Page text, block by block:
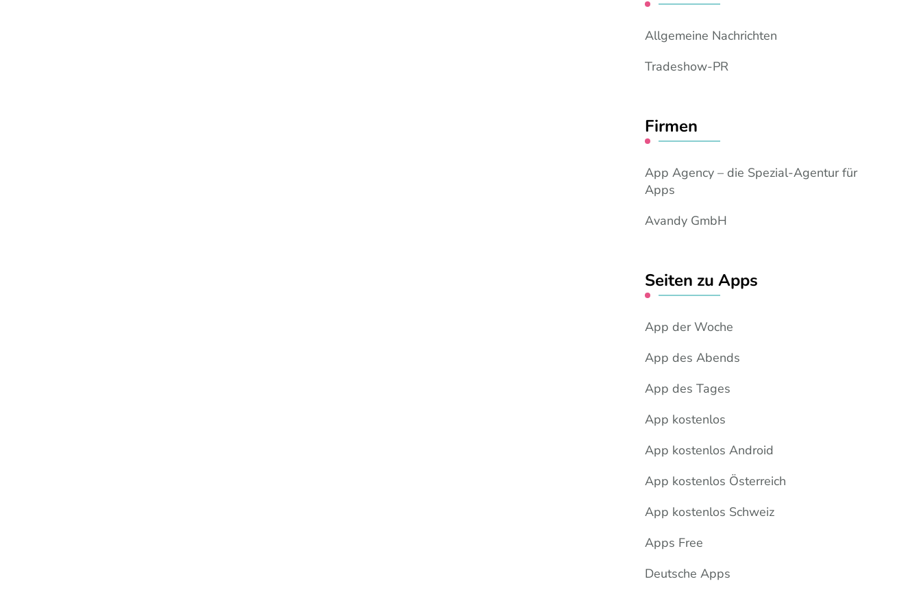
Allgemeine Nachrichten
Tradeshow-PR
Firmen
App Agency – die Spezial-Agentur für
Apps
Avandy GmbH
Seiten zu Apps
App der Woche
App des Abends
App des Tages
App kostenlos
App kostenlos Android
App kostenlos Österreich
App kostenlos Schweiz
Apps Free
Deutsche Apps